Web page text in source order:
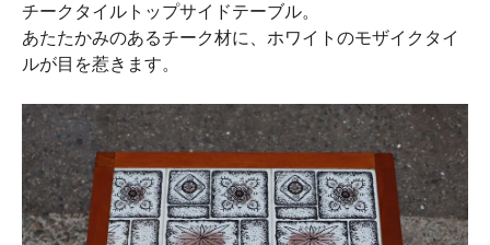
チークタイルトップサイドテーブル。
あたたかみのあるチーク材に、ホワイトのモザイクタイ
ルが目を惹きます。